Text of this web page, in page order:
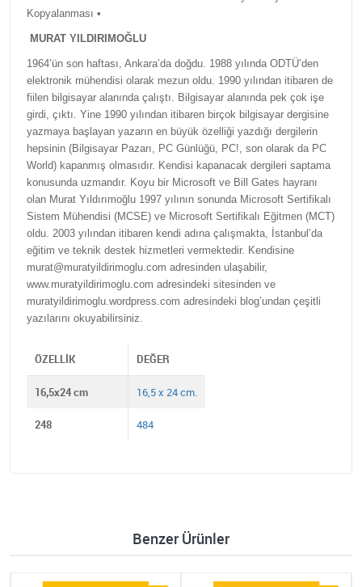
Kopyalanması •
MURAT YILDIRIMOĞLU
1964’ün son haftası, Ankara’da doğdu. 1988 yılında ODTÜ’den
elektronik mühendisi olarak mezun oldu. 1990 yılından itibaren de
fiilen bilgisayar alanında çalıştı. Bilgisayar alanında pek çok işe
girdi, çıktı. Yine 1990 yılından itibaren birçok bilgisayar dergisine
yazmaya başlayan yazarın en büyük özelliği yazdığı dergilerin
hepsinin (Bilgisayar Pazarı, PC Günlüğü, PC!, son olarak da PC
World) kapanmış olmasıdır. Kendisi kapanacak dergileri saptama
konusunda uzmandır. Koyu bir Microsoft ve Bill Gates hayranı
olan Murat Yıldırımoğlu 1997 yılının sonunda Microsoft Sertifikalı
Sistem Mühendisi (MCSE) ve Microsoft Sertifikalı Eğitmen (MCT)
oldu. 2003 yılından itibaren kendi adına çalışmakta, İstanbul’da
eğitim ve teknik destek hizmetleri vermektedir. Kendisine
murat@muratyildirimoglu.com adresinden ulaşabilir,
www.muratyildirimoglu.com adresindeki sitesinden ve
muratyildirimoglu.wordpress.com adresindeki blog’undan çeşitli
yazılarını okuyabilirsiniz.
ÖZELLIK DEĞER
16,5x24 cm 16,5 x 24 cm.
248 484
Benzer Ürünler